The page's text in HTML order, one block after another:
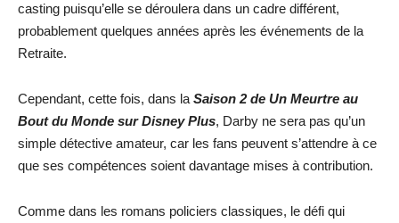
casting puisqu’elle se déroulera dans un cadre différent,
probablement quelques années après les événements de la
Retraite.
Cependant, cette fois, dans la Saison 2 de Un Meurtre au
Bout du Monde sur Disney Plus, Darby ne sera pas qu’un
simple détective amateur, car les fans peuvent s’attendre à ce
que ses compétences soient davantage mises à contribution.
Comme dans les romans policiers classiques, le défi qui